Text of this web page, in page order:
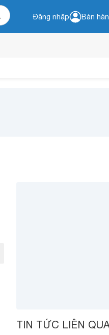
Đăng nhập Bán
TIN TỨC LIÊN